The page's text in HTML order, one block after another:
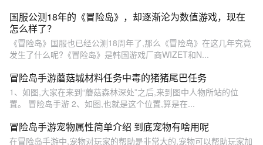
国服公测18年的《冒险岛》，却逐渐沦为数值游戏，现在
怎么样了？
《冒险岛》国服也已经公测18周年了,那么《冒险岛》在这几年究竟
发生了什么呢?《冒险岛》是韩国游戏厂商WIZET和N...
冒险岛手游蘑菇城材料任务中毒的猪猪尾巴任务
1、如图,大家在来到“蘑菇森林深处”之后,来到图中人物所站的位
置。 冒险岛手游 2、如图,也就是这个位置,算是在...
冒险岛手游宠物属性简单介绍 到底宠物有啥用呢
在冒险岛手游中,宠物对玩家的帮助是非常大的,宠物可以帮助玩家加